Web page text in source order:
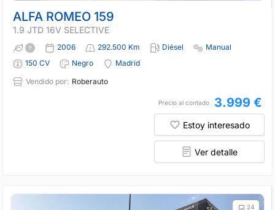
ALFA ROMEO 159
1.9 JTD 16V SELECTIVE
2006 292.500 Km Diésel
Manual
150 CV
Negro
Madrid
Vendido por: Roberauto
Precio al contado 3.999 €
Estoy interesado
Ver detalle
24